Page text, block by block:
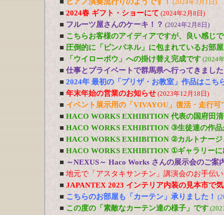
(2024年3月1日)
■ 2024春 ギフト・ショーにて (2024年2月8日)
■ フルーツ屋さんのケーキ！？ (2024年2月8日)
■ こちらお客様のアイディアですが、良い感じ
■ 圧倒的に「ピンパネル」に包まれているお部
■
「ウイローボウ」への掛け替え完成です (2024
■ 仕事とプライベートで群馬県へ行ってきまし
■ 2024年 最初の「プリザ・お教室」作品はこち
■ 年末年始の営業のお知らせ (2023年12月18日)
■ イベント展示用の「VIVAYOU」復活・走行可
■ HACO WORKS EXHIBITION 代表の国府田
■ HACO WORKS EXHIBITION ③生徒達の作品
■ HACO WORKS EXHIBITION ②カルトナージ
■ HACO WORKS EXHIBITION ①ギャラリーに
■ ～NEXUS～ Haco Works さんの展示会のご案
■ 地元で「アスタキサンチン」講演会のお手伝
■ JAPANTEX 2023 インテリア内装の見本市で
■ こちらのお部屋も「カーテン」承りました！
■ この度の「素敵なカーテン達の様子」です